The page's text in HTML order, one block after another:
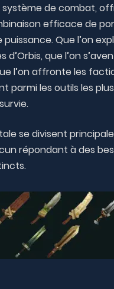
de combat,
efficace de
Que l’on
d’Orbis, que l’on
l’on affronte les
parmi les outils les
se divisent
répondant à des